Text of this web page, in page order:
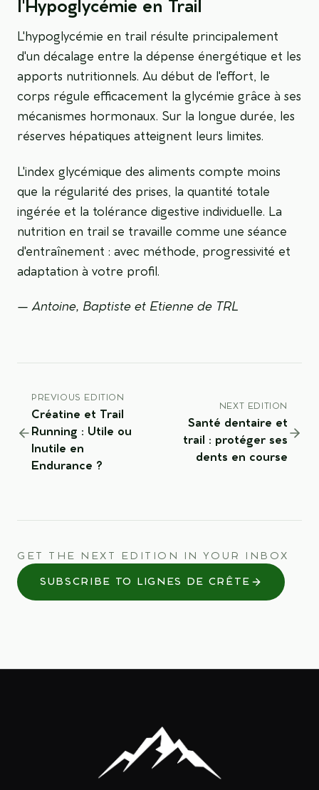
l'Hypoglycémie en Trail
L'hypoglycémie en trail résulte principalement
d'un décalage entre la dépense énergétique et les
apports nutritionnels. Au début de l'effort, le
corps régule efficacement la glycémie grâce à ses
mécanismes hormonaux. Sur la longue durée, les
réserves hépatiques atteignent leurs limites.
L'index glycémique des aliments compte moins
que la régularité des prises, la quantité totale
ingérée et la tolérance digestive individuelle. La
nutrition en trail se travaille comme une séance
d'entraînement : avec méthode, progressivité et
adaptation à votre profil.
— Antoine, Baptiste et Etienne de TRL
PREVIOUS EDITION
Créatine et Trail
Running : Utile ou
Inutile en
Endurance ?
NEXT EDITION
Santé dentaire et
trail : protéger ses
dents en course
GET THE NEXT EDITION IN YOUR INBOX
SUBSCRIBE TO LIGNES DE CRÊTE